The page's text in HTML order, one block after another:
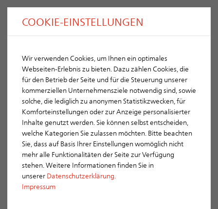
ERLUSHändlersuche
ERLUS setzt seit Jahrzehnten auf einen dreistufigen
Vertriebsweg
Der Handwerksbetrieb bezieht alle ERLUS Produkte über den
Baustoff- oder Bedachungsgroßhandel. Auf diese Weise können
COOKIE-EINSTELLUNGEN
Wir verwenden Cookies, um Ihnen ein optimales
Webseiten-Erlebnis zu bieten. Dazu zählen Cookies, die
für den Betrieb der Seite und für die Steuerung unserer
kommerziellen Unternehmensziele notwendig sind, sowie
solche, die lediglich zu anonymen Statistikzwecken, für
Komforteinstellungen oder zur Anzeige personalisierter
Inhalte genutzt werden. Sie können selbst entscheiden,
welche Kategorien Sie zulassen möchten. Bitte beachten
Sie, dass auf Basis Ihrer Einstellungen womöglich nicht
mehr alle Funktionalitäten der Seite zur Verfügung
stehen. Weitere Informationen finden Sie in
unserer Datenschutzerklärung.
Impressum